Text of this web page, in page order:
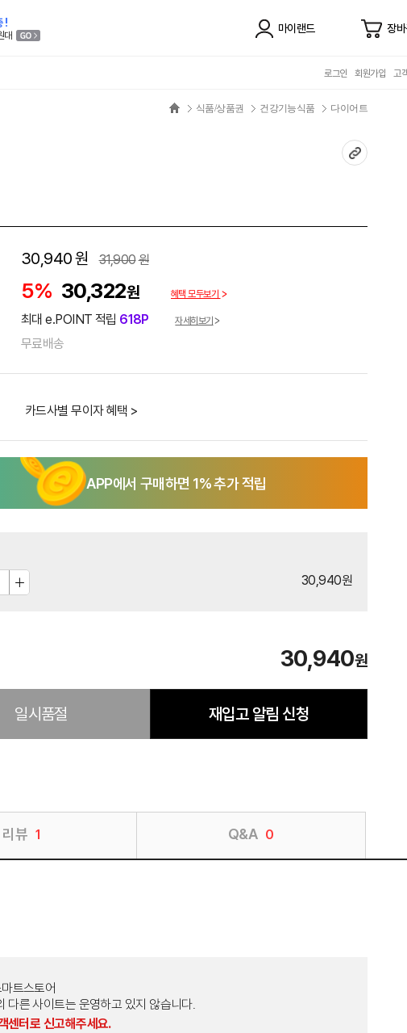
!
대
마이랜드 장
로그인 회원가입 고
식품/상품권 건강기능식품 다이어트
30,940원 31,900원
5% 30,322원 혜택 모두보기
최대 e.POINT 적립 618P 자세히보기
무료배송
카드사별 무이자 혜택 >
APP에서 구매하면 1% 추가 적립
30,940원
30,940원
일시품절 재입고 알림 신청
리뷰 1 Q&A 0
트스토어
른 사이트는 운영하고 있지 않습니다.
센터로 신고해주세요.